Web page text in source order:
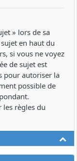
» lors de sa
en haut du
si vous ne voyez
de sujet est
pour autoriser la
possible de
les règles du